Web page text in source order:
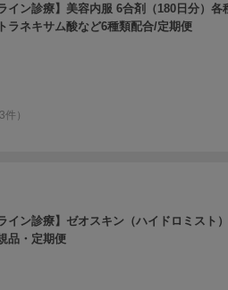
イン診療】美容内服 6合剤（180日分）各
ラネキサム酸など6種類配合/定期便
3件）
イン診療】ゼオスキン（ハイドロミスト
品・定期便